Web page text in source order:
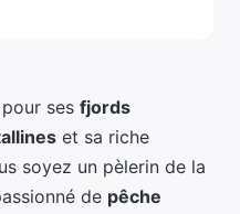
ses fjords
et sa riche
soyez un pèlerin de la
de pêche